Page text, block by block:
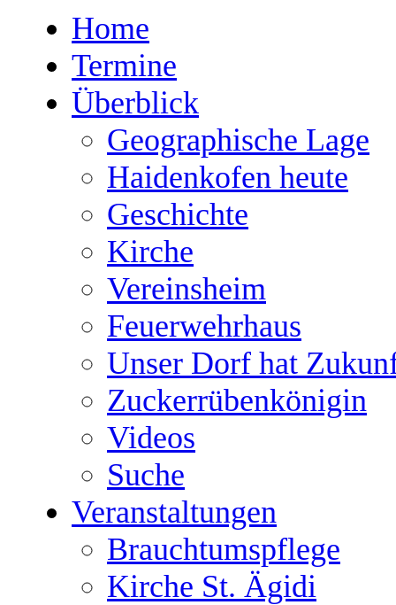
Home
Termine
Überblick
Geographische Lage
Haidenkofen heute
Geschichte
Kirche
Vereinsheim
Feuerwehrhaus
Unser Dorf hat
Zuckerrübenkönigin
Videos
Suche
Veranstaltungen
Brauchtumspflege
Kirche St. Ägidi